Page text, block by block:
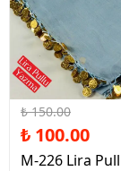
%33 İndirim
₺ 150.00
₺ 100.00
M-226 Lira